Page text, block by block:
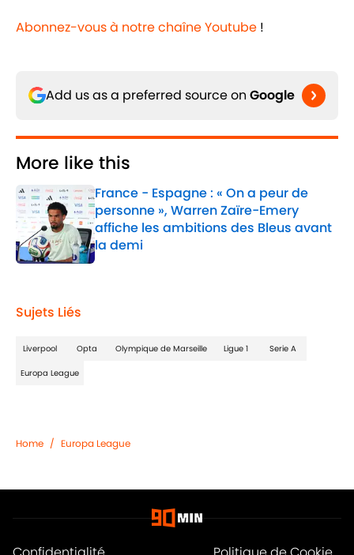
Abonnez-vous à notre chaîne Youtube !
Add us as a preferred source on Google
More like this
France - Espagne : « On a peur de
personne », Warren Zaïre-Emery
affiche les ambitions des Bleus avant
la demi
Published by on Invalid Date
Sujets Liés
Liverpool Opta Olympique de Marseille Ligue 1 Serie A
Europa League
Home / Europa League